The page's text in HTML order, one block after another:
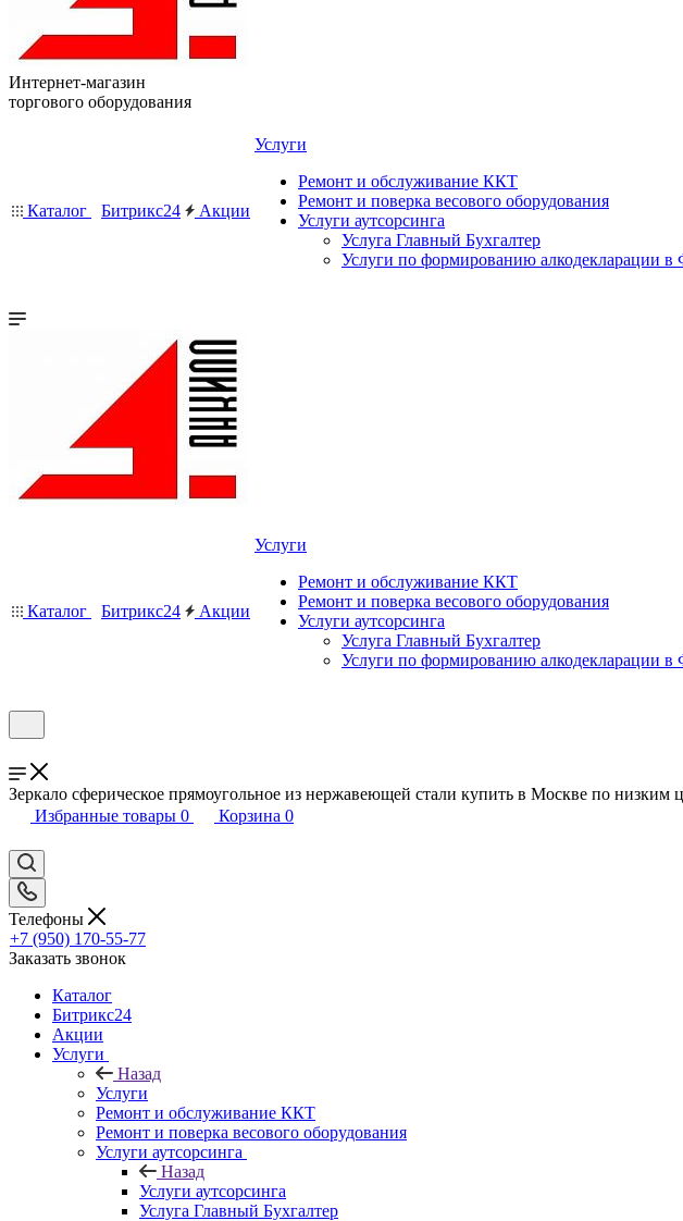
Интернет-магазин
торгового оборудования
Каталог Битрикс24 Акции
Услуги
Ремонт и обслуживание ККТ
Ремонт и поверка весового оборудования
Услуги аутсорсинга
Услуга Главный Бухгалтер
Услуги по формированию алкодекларации
Каталог Битрикс24 Акции
Услуги
Ремонт и обслуживание ККТ
Ремонт и поверка весового оборудования
Услуги аутсорсинга
Услуга Главный Бухгалтер
Услуги по формированию алкодекларации
Зеркало сферическое прямоугольное из нержавеющей стали купить в Москве по низким
Избранные товары 0 Корзина 0
Телефоны
+7 (950) 170-55-77
Заказать звонок
Каталог
Битрикс24
Акции
Услуги
Назад
Услуги
Ремонт и обслуживание ККТ
Ремонт и поверка весового оборудования
Услуги аутсорсинга
Назад
Услуги аутсорсинга
Услуга Главный Бухгалтер